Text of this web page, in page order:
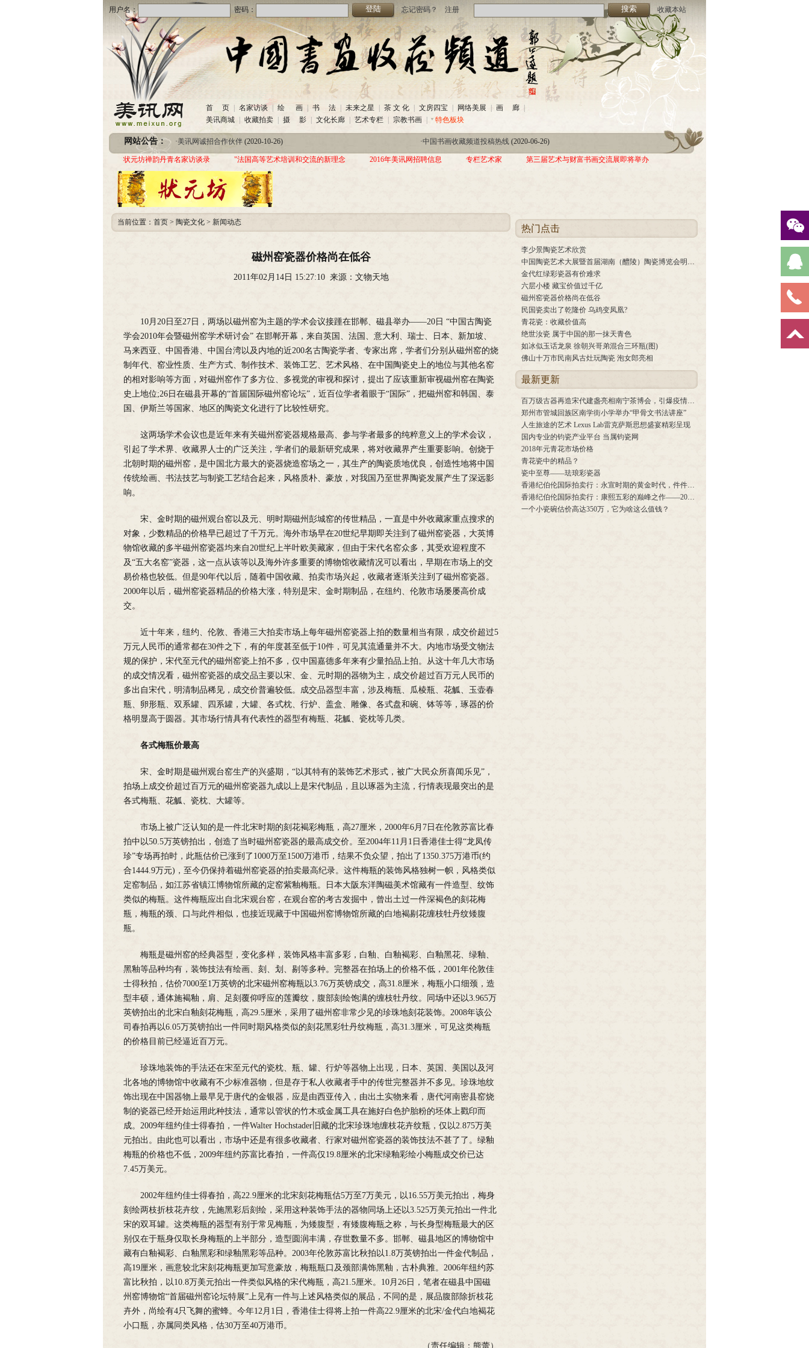
用户名： 密码： 忘记密码？ 注册 收藏本站
首 页 名家访谈 绘 画 书 法 未来之星 茶 文 化 文房四宝 网络美展 画 廊
美讯商城
收藏拍卖 摄 影 文化长廊 艺术专栏 宗教书画 特色板块
网站公告：
·美讯网诚招合作伙伴(2020-10-26) ·中国书画收藏频道投稿热线
(2020-06-26)
· 中国书画收藏频道服务咨询热线 (2020-06-26) · 美讯网2020年招聘信息
圆梦助学 爱心传递—中国当代实力派书画家作品交流展暨三年帮助100位贫困儿童行动北京首站启动仪式
·美讯网诚招合作伙伴 (2020-10-26) ·中国书画收藏频道投稿热线 (2020-06-26)
·中国书画收藏频道服务咨询热线(2020-06-26) ·美讯网2020年招聘信息(2020-06-22)
· 圆梦助学 爱心传递—中国当代实力派书画家作品交流展暨三年帮助100位贫困儿童行动北京首站启动仪式 (2019-08-05)
状元坊禅韵丹青名家访谈录 "法国高等艺术培训和交流的新理念 2016年美讯网招聘信息 专栏艺术家 第三届艺术与财富书画交流展即将举办
当前位置： 首页 > 陶瓷文化 > 新闻动态
磁州窑瓷器价格尚在低谷
2011年02月14日 15:27:10 来源：文物天地
10月20日至27日，两场以磁州窑为主题的学术会议接踵在邯郸、磁县举办——20日 “中国古陶瓷
学会2010年会暨磁州窑学术研讨会” 在邯郸开幕，来自英国、法国、意大利、瑞士、日本、新加坡、
马来西亚、中国香港、中国台湾以及内地的近200名古陶瓷学者、专家出席，学者们分别从磁州窑的烧
制年代、窑业性质、生产方式、制作技术、装饰工艺、艺术风格、在中国陶瓷史上的地位与其他名窑
的相对影响等方面，对磁州窑作了多方位、多视觉的审视和探讨，提出了应该重新审视磁州窑在陶瓷
史上地位;26日在磁县开幕的“首届国际磁州窑论坛”，近百位学者着眼于“国际”，把磁州窑和韩国、泰
国、伊斯兰等国家、地区的陶瓷文化进行了比较性研究。
这两场学术会议也是近年来有关磁州窑瓷器规格最高、参与学者最多的纯粹意义上的学术会议，
引起了学术界、收藏界人士的广泛关注，学者们的最新研究成果，将对收藏界产生重要影响。创烧于
北朝时期的磁州窑，是中国北方最大的瓷器烧造窑场之一，其生产的陶瓷质地优良，创造性地将中国
传统绘画、书法技艺与制瓷工艺结合起来，风格质朴、豪放，对我国乃至世界陶瓷发展产生了深远影
响。
宋、金时期的磁州观台窑以及元、明时期磁州彭城窑的传世精品，一直是中外收藏家重点搜求的
对象，少数精品的价格早已超过了千万元。海外市场早在20世纪早期即关注到了磁州窑瓷器，大英博
物馆收藏的多半磁州窑瓷器均来自20世纪上半叶欧美藏家，但由于宋代名窑众多，其受欢迎程度不
及“五大名窑”瓷器，这一点从该等以及海外许多重要的博物馆收藏情况可以看出，早期在市场上的交
易价格也较低。但是90年代以后，随着中国收藏、拍卖市场兴起，收藏者逐渐关注到了磁州窑瓷器。
2000年以后，磁州窑瓷器精品的价格大涨，特别是宋、金时期制品，在纽约、伦敦市场屡屡高价成
交。
近十年来，纽约、伦敦、香港三大拍卖市场上每年磁州窑瓷器上拍的数量相当有限，成交价超过5
万元人民币的通常都在30件之下，有的年度甚至低于10件，可见其流通量并不大。内地市场受文物法
规的保护，宋代至元代的磁州窑瓷上拍不多，仅中国嘉德多年来有少量拍品上拍。从这十年几大市场
的成交情况看，磁州窑瓷器的成交品主要以宋、金、元时期的器物为主，成交价超过百万元人民币的
多出自宋代，明清制品稀见，成交价普遍较低。成交品器型丰富，涉及梅瓶、瓜棱瓶、花觚、玉壶春
瓶、卵形瓶、双系罐、四系罐，大罐、各式枕、行炉、盖盒、雕像、各式盘和碗、钵等等，琢器的价
格明显高于圆器。其市场行情具有代表性的器型有梅瓶、花觚、瓷枕等几类。
各式梅瓶价最高
宋、金时期是磁州观台窑生产的兴盛期，“以其特有的装饰艺术形式，被广大民众所喜闻乐见”，
拍场上成交价超过百万元的磁州窑瓷器九成以上是宋代制品，且以琢器为主流，行情表现最突出的是
各式梅瓶、花觚、瓷枕、大罐等。
市场上被广泛认知的是一件北宋时期的刻花褐彩梅瓶，高27厘米，2000年6月7日在伦敦苏富比春
拍中以50.5万英镑拍出，创造了当时磁州窑瓷器的最高成交价。至2004年11月1日香港佳士得“龙凤传
珍”专场再拍时，此瓶估价已涨到了1000万至1500万港币，结果不负众望，拍出了1350.375万港币(约
合1444.9万元)，至今仍保持着磁州窑瓷器的拍卖最高纪录。这件梅瓶的装饰风格独树一帜，风格类似
定窑制品，如江苏省镇江博物馆所藏的定窑紫釉梅瓶。日本大阪东洋陶磁美术馆藏有一件造型、纹饰
类似的梅瓶。这件梅瓶应出自北宋观台窑，在观台窑的考古发掘中，曾出土过一件深褐色的刻花梅
瓶，梅瓶的颈、口与此件相似，也接近现藏于中国磁州窑博物馆所藏的白地褐剔花缠枝牡丹纹矮腹
瓶。
梅瓶是磁州窑的经典器型，变化多样，装饰风格丰富多彩，白釉、白釉褐彩、白釉黑花、绿釉、
黑釉等品种均有，装饰技法有绘画、刻、划、剔等多种。完整器在拍场上的价格不低，2001年伦敦佳
士得秋拍，估价7000至1万英镑的北宋磁州窑梅瓶以3.76万英镑成交，高31.8厘米，梅瓶小口细颈，造
型丰硕，通体施褐釉，肩、足刻覆仰呼应的莲瓣纹，腹部刻绘饱满的缠枝牡丹纹。同场中还以3.965万
英镑拍出的北宋白釉刻花梅瓶，高29.5厘米，采用了磁州窑非常少见的珍珠地刻花装饰。2008年该公
司春拍再以6.05万英镑拍出一件同时期风格类似的刻花黑彩牡丹纹梅瓶，高31.3厘米，可见这类梅瓶
的价格目前已经逼近百万元。
珍珠地装饰的手法还在宋至元代的瓷枕、瓶、罐、行炉等器物上出现，日本、英国、美国以及河
北各地的博物馆中收藏有不少标准器物，但是存于私人收藏者手中的传世完整器并不多见。珍珠地纹
饰出现在中国器物上最早见于唐代的金银器，应是由西亚传入，由出土实物来看，唐代河南密县窑烧
制的瓷器已经开始运用此种技法，通常以管状的竹木或金属工具在施好白色护胎粉的坯体上戳印而
成。2009年纽约佳士得春拍，一件Walter Hochstader旧藏的北宋珍珠地缠枝花卉纹瓶，仅以2.875万美
元拍出。由此也可以看出，市场中还是有很多收藏者、行家对磁州窑瓷器的装饰技法不甚了了。绿釉
梅瓶的价格也不低，2009年纽约苏富比春拍，一件高仅19.8厘米的北宋绿釉彩绘小梅瓶成交价已达
7.45万美元。
2002年纽约佳士得春拍，高22.9厘米的北宋刻花梅瓶估5万至7万美元，以16.55万美元拍出，梅身
刻绘两枝折枝花卉纹，先施黑彩后刻绘，采用这种装饰手法的器物同场上还以3.525万美元拍出一件北
宋的双耳罐。这类梅瓶的器型有别于常见梅瓶，为矮腹型，有矮腹梅瓶之称，与长身型梅瓶最大的区
别仅在于瓶身仅取长身梅瓶的上半部分，造型圆润丰满，存世数量不多。邯郸、磁县地区的博物馆中
藏有白釉褐彩、白釉黑彩和绿釉黑彩等品种。2003年伦敦苏富比秋拍以1.8万英镑拍出一件金代制品，
高19厘米，画意较北宋刻花梅瓶更加写意豪放，梅瓶瓶口及颈部满饰黑釉，古朴典雅。2006年纽约苏
富比秋拍，以10.8万美元拍出一件类似风格的宋代梅瓶，高21.5厘米。10月26日，笔者在磁县中国磁
州窑博物馆“首届磁州窑论坛特展”上见有一件与上述风格类似的展品，不同的是，展品腹部除折枝花
卉外，尚绘有4只飞舞的蜜蜂。今年12月1日，香港佳士得将上拍一件高22.9厘米的北宋/金代白地褐花
小口瓶，亦属同类风格，估30万至40万港币。
（责任编辑：熊蕾）
热门点击
李少景陶瓷艺术欣赏
中国陶瓷艺术大展暨首届湖南（醴陵）陶瓷博览会明年1月举行
金代红绿彩瓷器有价难求
六层小楼 藏宝价值过千亿
磁州窑瓷器价格尚在低谷
民国瓷卖出了乾隆价 乌鸡变凤凰?
青花瓷：收藏价值高
绝世汝瓷 属于中国的那一抹天青色
如冰似玉话龙泉 徐朝兴哥弟混合三环瓶(图)
佛山十万市民南风古灶玩陶瓷 泡女郎亮相
最新更新
百万级古器再造宋代建盏亮相南宁茶博会，引爆疫情年高端茶器市场
郑州市管城回族区南学街小学举办“甲骨文书法讲座”
人生旅途的艺术 Lexus Lab雷克萨斯思想盛宴精彩呈现
国内专业的钧瓷产业平台 当属钧瓷网
2018年元青花市场价格
青花瓷中的精品？
瓷中至尊——珐琅彩瓷器
香港纪伯伦国际拍卖行：永宣时期的黄金时代，件件价值连城！
香港纪伯伦国际拍卖行：康熙五彩的巅峰之作——2018秋拍拍品赏析
一个小瓷碗估价高达350万，它为啥这么值钱？